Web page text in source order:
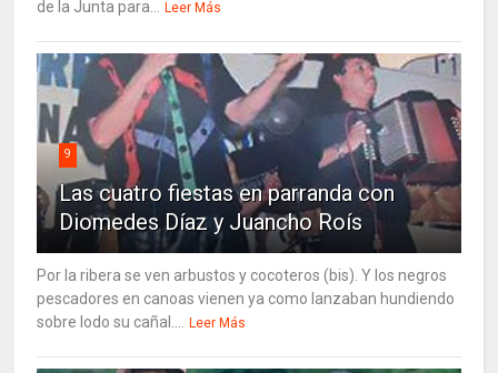
de la Junta para...
Leer Más
9
Las cuatro fiestas en parranda con
Diomedes Díaz y Juancho Roís
Por la ribera se ven arbustos y cocoteros (bis). Y los negros
pescadores en canoas vienen ya como lanzaban hundiendo
sobre lodo su cañal....
Leer Más